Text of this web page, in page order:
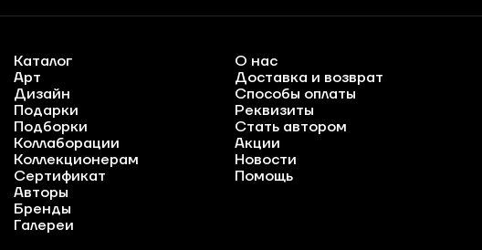
Каталог
Арт
Дизайн
Подарки
Подборки
Коллаборации
Коллекционерам
Сертификат
Авторы
Бренды
Галереи
О нас
Доставка и возврат
Способы оплаты
Реквизиты
Стать автором
Акции
Новости
Помощь